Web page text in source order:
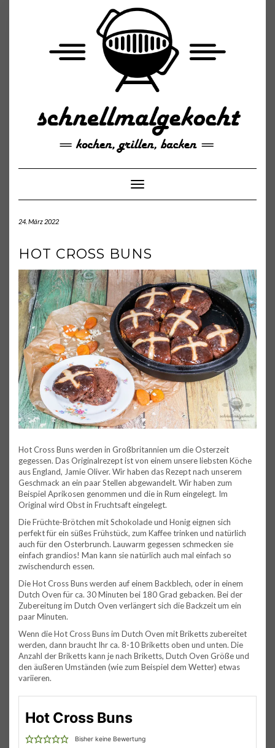
Toggle Navigation
24. März 2022
HOT CROSS BUNS
Hot Cross Buns werden in Großbritannien um die Osterzeit
gegessen. Das Originalrezept ist von einem unsere liebsten Köche
aus England, Jamie Oliver. Wir haben das Rezept nach unserem
Geschmack an ein paar Stellen abgewandelt. Wir haben zum
Beispiel Aprikosen genommen und die in Rum eingelegt. Im
Original wird Obst in Fruchtsaft eingelegt.
Die Früchte-Brötchen mit Schokolade und Honig eignen sich
perfekt für ein süßes Frühstück, zum Kaffee trinken und natürlich
auch für den Osterbrunch. Lauwarm gegessen schmecken sie
einfach grandios! Man kann sie natürlich auch mal einfach so
zwischendurch essen.
Die Hot Cross Buns werden auf einem Backblech, oder in einem
Dutch Oven für ca. 30 Minuten bei 180 Grad gebacken. Bei der
Zubereitung im Dutch Oven verlängert sich die Backzeit um ein
paar Minuten.
Wenn die Hot Cross Buns im Dutch Oven mit Briketts zubereitet
werden, dann braucht Ihr ca. 8-10 Briketts oben und unten. Die
Anzahl der Briketts kann je nach Briketts, Dutch Oven Größe und
den äußeren Umständen (wie zum Beispiel dem Wetter) etwas
variieren.
Hot Cross Buns
Bisher keine Bewertung